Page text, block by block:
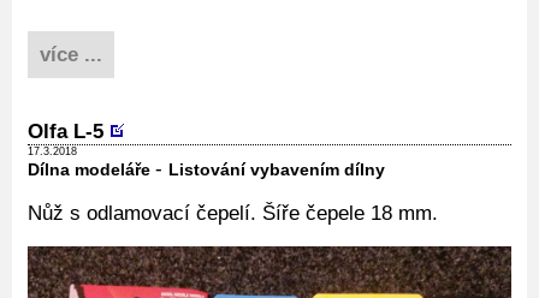
více ...
Olfa L-5
17.3.2018
Dílna modeláře - Listování vybavením dílny
Nůž s odlamovací čepelí. Šíře čepele 18 mm.